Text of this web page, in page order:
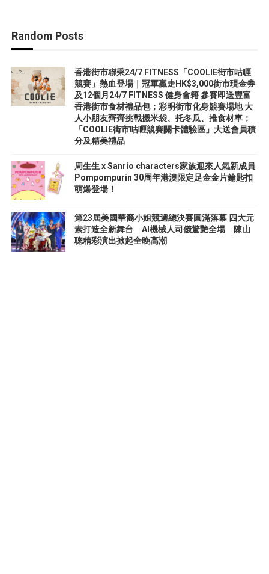
Random Posts
香港街市聯乘24/7 FITNESS「COOLIE街市咕喱
競賽」熱血登場｜冠軍贏走HK$3,000街市現金券
及12個月24/7 FITNESS 健身會籍 參賽即送豐富
香港街市食材禮品包；彩明街市化身競賽場地 大
人小朋友齊齊挑戰搬米袋、托冬瓜、推食材車；
「COOLIE街市咕喱競賽關卡體驗區」大送會員積
分及精美禮品
周生生 x Sanrio characters家族迎來人氣新成員
Pompompurin 30周年港澳限定足金金片鑰匙扣
萌爆登場！
第23屆美國華裔小姐競選總決賽圓滿落幕 四大元
素打造全新舞台 AI機械人司儀驚艷全場 陳山
聰精彩演出掀起全晚高潮